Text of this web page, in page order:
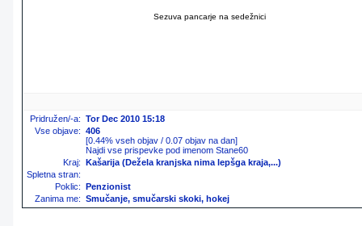
Sezuva pancarje na sedežnici
Pridružen/-a: Tor Dec 2010 15:18
Vse objave: 406
[0.44% vseh objav / 0.07 objav na dan]
Najdi vse prispevke pod imenom Stane60
Kraj: Kašarija (Dežela kranjska nima lepšga kraja,...)
Spletna stran:
Poklic: Penzionist
Zanima me: Smučanje, smučarski skoki, hokej